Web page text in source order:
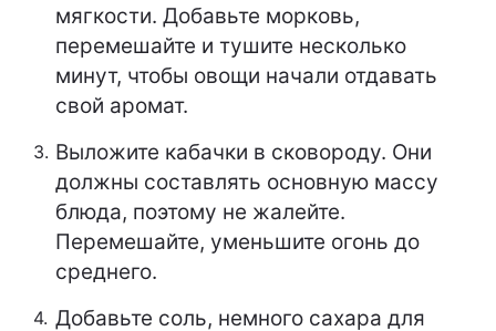
мягкости. Добавьте морковь,
перемешайте и тушите несколько
минут, чтобы овощи начали отдавать
свой аромат.
Выложите кабачки в сковороду. Они
должны составлять основную массу
блюда, поэтому не жалейте.
Перемешайте, уменьшите огонь до
среднего.
Добавьте соль, немного сахара для